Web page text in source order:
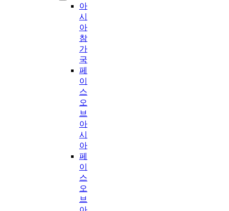
아
시
아
참
가
국
페
이
스
오
브
아
시
아
페
이
스
오
브